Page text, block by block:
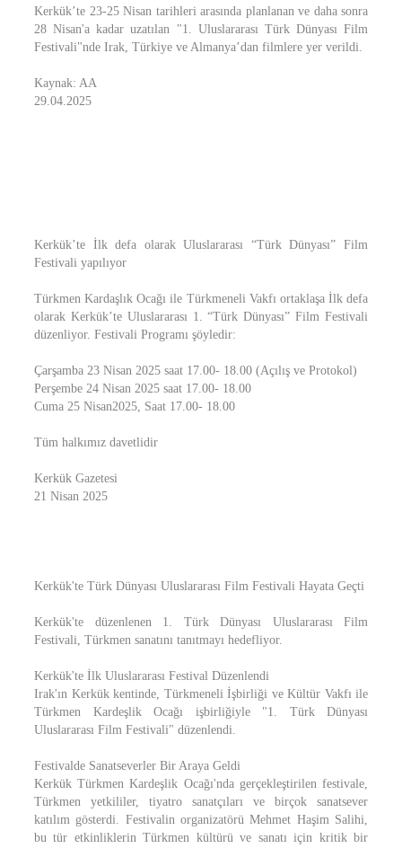
Kerkük’te 23-25 Nisan tarihleri arasında planlanan ve daha sonra
28 Nisan'a kadar uzatılan "1. Uluslararası Türk Dünyası Film
Festivali"nde Irak, Türkiye ve Almanya’dan filmlere yer verildi.
Kaynak: AA
29.04.2025
Kerkük’te İlk defa olarak Uluslararası “Türk Dünyası” Film
Festivali yapılıyor
Türkmen Kardaşlık Ocağı ile Türkmeneli Vakfı ortaklaşa İlk defa
olarak Kerkük’te Uluslararası 1. “Türk Dünyası” Film Festivali
düzenliyor. Festivali Programı şöyledir:
Çarşamba 23 Nisan 2025 saat 17.00- 18.00 (Açılış ve Protokol)
Perşembe 24 Nisan 2025 saat 17.00- 18.00
Cuma 25 Nisan2025, Saat 17.00- 18.00
Tüm halkımız davetlidir
Kerkük Gazetesi
21 Nisan 2025
Kerkük'te Türk Dünyası Uluslararası Film Festivali Hayata Geçti
Kerkük'te düzenlenen 1. Türk Dünyası Uluslararası Film
Festivali, Türkmen sanatını tanıtmayı hedefliyor.
Kerkük'te İlk Uluslararası Festival Düzenlendi
Irak'ın Kerkük kentinde, Türkmeneli İşbirliği ve Kültür Vakfı ile
Türkmen Kardeşlik Ocağı işbirliğiyle "1. Türk Dünyası
Uluslararası Film Festivali" düzenlendi.
Festivalde Sanatseverler Bir Araya Geldi
Kerkük Türkmen Kardeşlik Ocağı'nda gerçekleştirilen festivale,
Türkmen yetkililer, tiyatro sanatçıları ve birçok sanatsever
katılım gösterdi. Festivalin organizatörü Mehmet Haşim Salihi,
bu tür etkinliklerin Türkmen kültürü ve sanatı için kritik bir